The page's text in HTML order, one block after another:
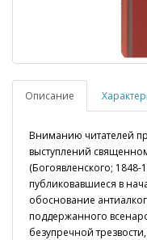
Описание
Вниманию читателей
выступлений
(Богоявленского; 1848-
публиковавшиеся в
обоснование
поддержанного
безупречной